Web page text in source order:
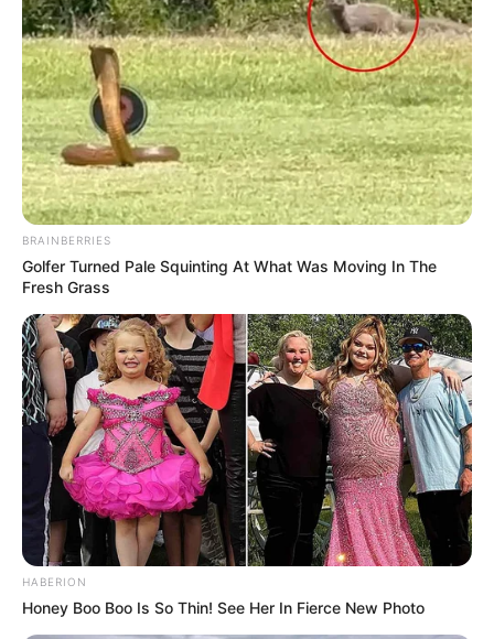
BRAINBERRIES
Golfer Turned Pale Squinting At What Was Moving In The
Fresh Grass
HABERION
Honey Boo Boo Is So Thin! See Her In Fierce New Photo